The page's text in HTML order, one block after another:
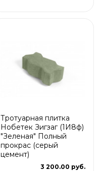
Тротуарная плитка
Нобетек Зигзаг (1И8ф)
"Зеленая" Полный
прокрас (серый
цемент)
3 200.00 руб.